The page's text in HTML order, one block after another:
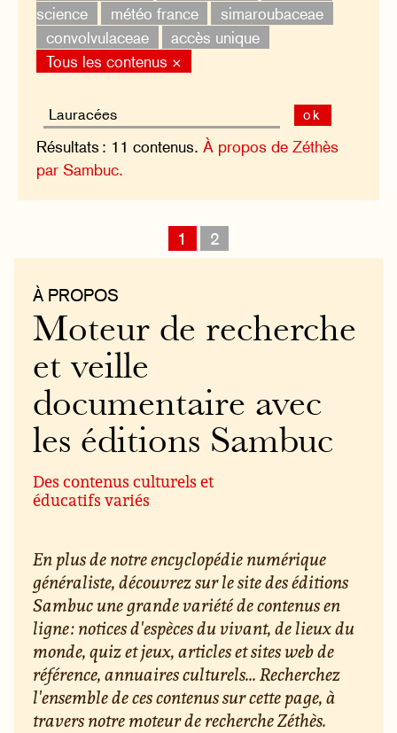
science
météo france
simaroubaceae
convolvulaceae
accès unique
Tous les contenus ×
ok
Résultats : 11 contenus.À propos de Zéthès
par Sambuc.
1 2
À PROPOS
Moteur de recherche
et veille
documentaire avec
les éditions Sambuc
Des contenus culturels et
éducatifs variés
En plus de notre encyclopédie numérique
généraliste, découvrez sur le site des éditions
Sambuc une grande variété de contenus en
ligne : notices d'espèces du vivant, de lieux du
monde, quiz et jeux, articles et sites web de
référence, annuaires culturels... Recherchez
l'ensemble de ces contenus sur cette page, à
travers notre moteur de recherche Zéthès.